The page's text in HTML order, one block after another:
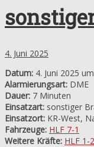
4. Juni 2025
Datum: 4. Juni 2025
Alarmierungsart: DME
Dauer: 7 Minuten
Einsatzart: sonstiger
Einsatzort: KR-West,
Fahrzeuge: HLF 7-1
Weitere Kräfte: HLF 1-2